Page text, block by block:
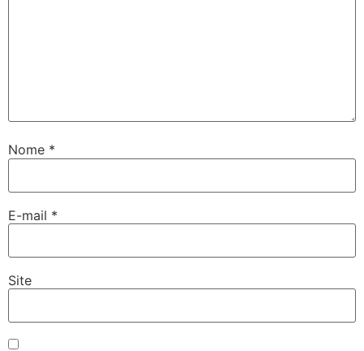
Nome *
E-mail *
Site